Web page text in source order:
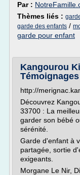
Par :
Thèmes liés :
garde des enfants /
garde pour enfant
Kangourou
http://
Découvrez
33700 : La
garder son bébé
sérénité.
Garde d'enfant à
partagée, sortie
exigeants.
Morgane Le Nir,